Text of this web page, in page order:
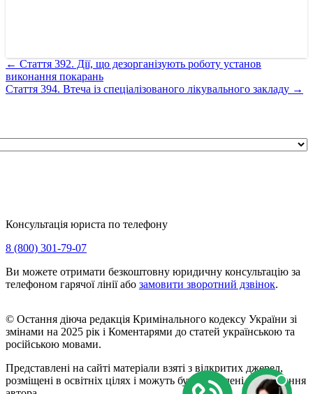
← Стаття 392. Дії, що дезорганізують роботу установ
виконання покарань
Стаття 394. Втеча із спеціалізованого лікувального закладу →
Консультація юриста по телефону
8 (800) 301-79-07
Ви можете отримати безкоштовну юридичну консультацію за
телефоном гарячої лінії або замовити зворотний дзвінок.
© Остання діюча редакція Кримінального кодексу України зі
змінами на 2025 рік і Коментарями до статей українською та
російською мовами.
Представлені на сайті матеріали взяті з відкритих джерел,
розміщені в освітніх цілях і можуть бути видалені на прохання